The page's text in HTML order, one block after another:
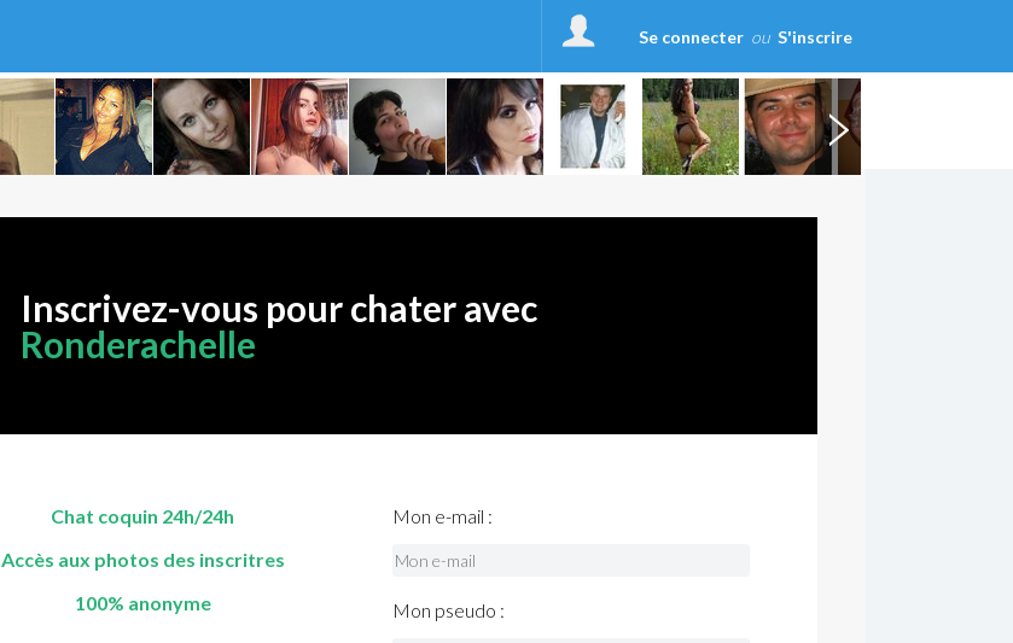
Se connecter ou S'inscrire
Inscrivez-vous pour chater avec
Ronderachelle
Chat coquin 24h/24h
Accès aux photos des inscritres
100% anonyme
Mon e-mail :
Mon pseudo :